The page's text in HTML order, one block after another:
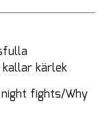
kärlek
fights/Why